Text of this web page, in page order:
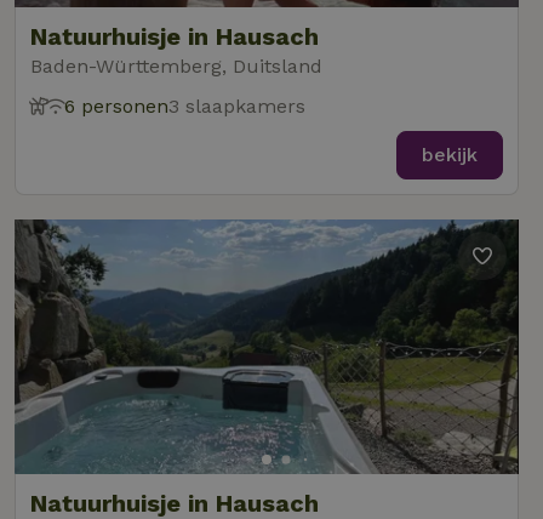
Natuurhuisje in Hausach
Baden-Württemberg, Duitsland
6 personen3 slaapkamers
bekijk
Natuurhuisje in Hausach